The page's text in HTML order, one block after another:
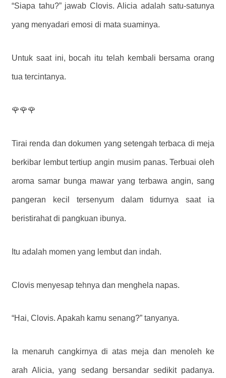
“Siapa tahu?” jawab Clovis. Alicia adalah satu-satunya
yang menyadari emosi di mata suaminya.
Untuk saat ini, bocah itu telah kembali bersama orang
tua tercintanya.
🌹🌹🌹
Tirai renda dan dokumen yang setengah terbaca di meja
berkibar lembut tertiup angin musim panas. Terbuai oleh
aroma samar bunga mawar yang terbawa angin, sang
pangeran kecil tersenyum dalam tidurnya saat ia
beristirahat di pangkuan ibunya.
Itu adalah momen yang lembut dan indah.
Clovis menyesap tehnya dan menghela napas.
“Hai, Clovis. Apakah kamu senang?” tanyanya.
Ia menaruh cangkirnya di atas meja dan menoleh ke
arah Alicia, yang sedang bersandar sedikit padanya.